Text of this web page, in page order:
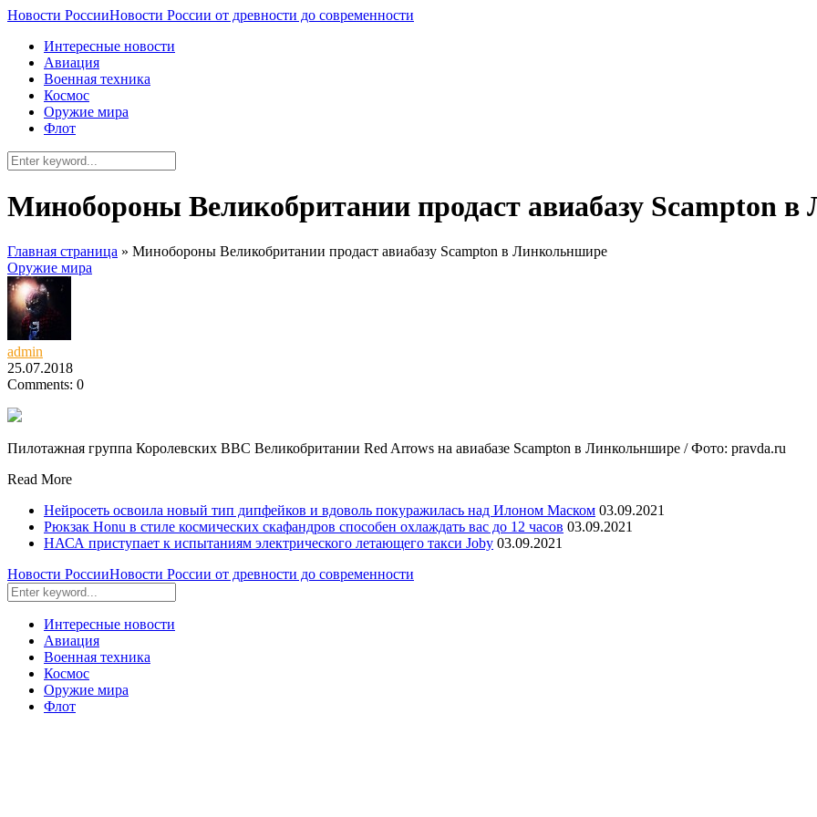
Новости РоссииНовости России от древности до современности
Интересные новости
Авиация
Военная техника
Космос
Оружие мира
Флот
Минобороны Великобритании продаст авиабазу Scampton
Главная страница » Минобороны Великобритании продаст авиабазу Scampton в Линкольншире
Оружие мира
admin
25.07.2018
Comments: 0
Пилотажная группа Королевских ВВС Великобритании Red Arrows на авиабазе Scampton в Линкольншире / Фото: pravda.ru
Read More
Нейросеть освоила новый тип дипфейков и вдоволь покуражилась над Илоном Маском 03.09.2021
Рюкзак Honu в стиле космических скафандров способен охлаждать вас до 12 часов 03.09.2021
НАСА приступает к испытаниям электрического летающего такси Joby 03.09.2021
Новости РоссииНовости России от древности до современности
Интересные новости
Авиация
Военная техника
Космос
Оружие мира
Флот